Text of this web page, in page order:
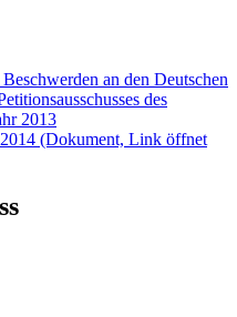
an den Deutschen
des
2013
(Dokument, Link öffnet